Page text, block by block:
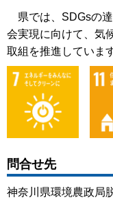
県では、SDGsの
会実現に向けて、気
取組を推進していま
問合せ先
神奈川県環境農政局